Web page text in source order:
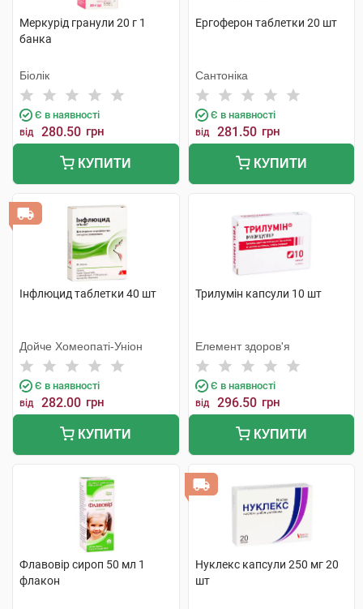
Меркурід гранули 20 г 1
банка
Біолік
Є в наявності
від 280.50 грн
КУПИТИ
Ергоферон таблетки 20 шт
Сантоніка
Є в наявності
від 281.50 грн
КУПИТИ
Інфлюцид таблетки 40 шт
Дойче Хомеопаті-Уніон
Є в наявності
від 282.00 грн
КУПИТИ
Трилумін капсули 10 шт
Елемент здоров'я
Є в наявності
від 296.50 грн
КУПИТИ
Флавовір сироп 50 мл 1
флакон
Нуклекс капсули 250 мг 20
шт